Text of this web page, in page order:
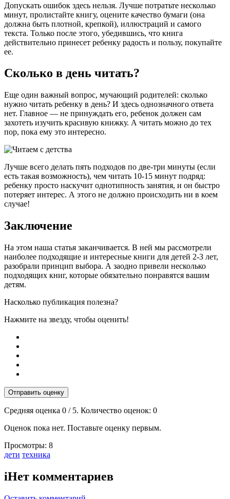
Допускать ошибок здесь нельзя. Лучше потратьте несколько
минут, пролистайте книгу, оцените качество бумаги (она
должна быть плотной, крепкой), иллюстраций и самого
текста. Только после этого, убедившись, что книга
действительно принесет ребенку радость и пользу, покупайте
ее.
Сколько в день читать?
Еще один важный вопрос, мучающий родителей: сколько
нужно читать ребенку в день? И здесь однозначного ответа
нет. Главное — не принуждать его, ребенок должен сам
захотеть изучить красивую книжку. А читать можно до тех
пор, пока ему это интересно.
Лучше всего делать пять подходов по две-три минуты (если
есть такая возможность), чем читать 10-15 минут подряд:
ребенку просто наскучит однотипность занятия, и он быстро
потеряет интерес. А этого не должно происходить ни в коем
случае!
Заключение
На этом наша статья заканчивается. В ней мы рассмотрели
наиболее подходящие и интересные книги для детей 2-3 лет,
разобрали принцип выбора. А заодно привели несколько
подходящих книг, которые обязательно понравятся вашим
детям.
Насколько публикация полезна?
Нажмите на звезду, чтобы оценить!
Отправить оценку
Средняя оценка 0 / 5. Количество оценок: 0
Оценок пока нет. Поставьте оценку первым.
Просмотры: 8
Тэги:
дети техника
iНет комментариев